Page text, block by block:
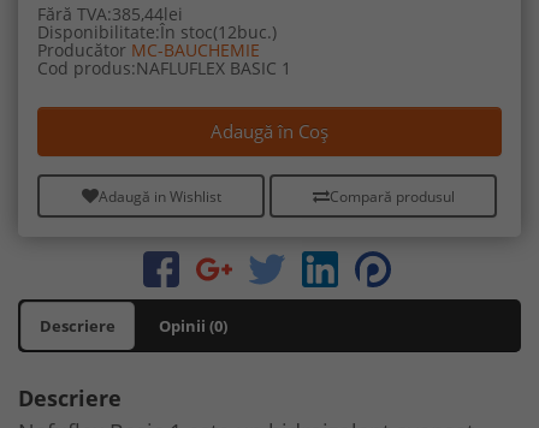
Fără TVA:385,44lei
Disponibilitate:În stoc(12buc.)
Producător MC-BAUCHEMIE
Cod produs:NAFLUFLEX BASIC 1
Adaugă în Coş
Adaugă in Wishlist Compară produsul
Descriere Opinii (0)
Descriere